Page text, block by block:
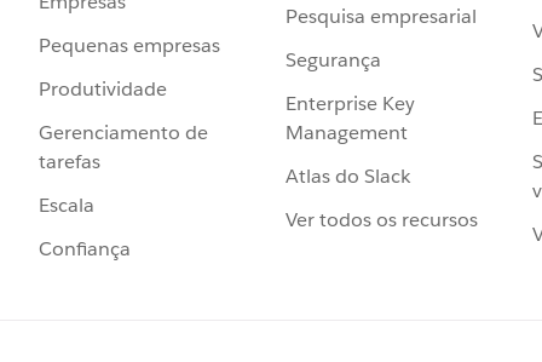
Pequenas empresas
Produtividade
Gerenciamento de
tarefas
Escala
Confiança
Pesquisa empresarial
Segurança
Enterprise Key
Management
Atlas do Slack
Ver todos os recursos